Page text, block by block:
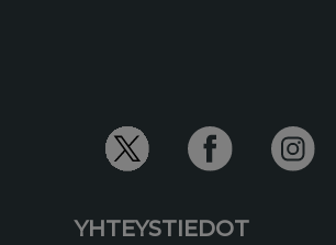
YHTEYSTIEDOT